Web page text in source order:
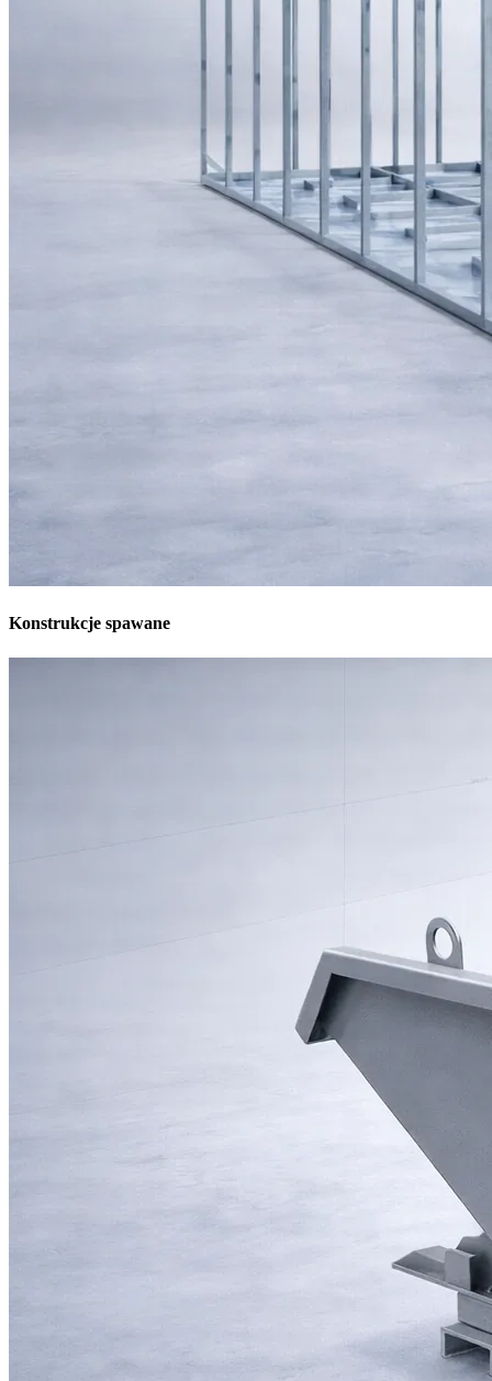
Konstrukcje spawane